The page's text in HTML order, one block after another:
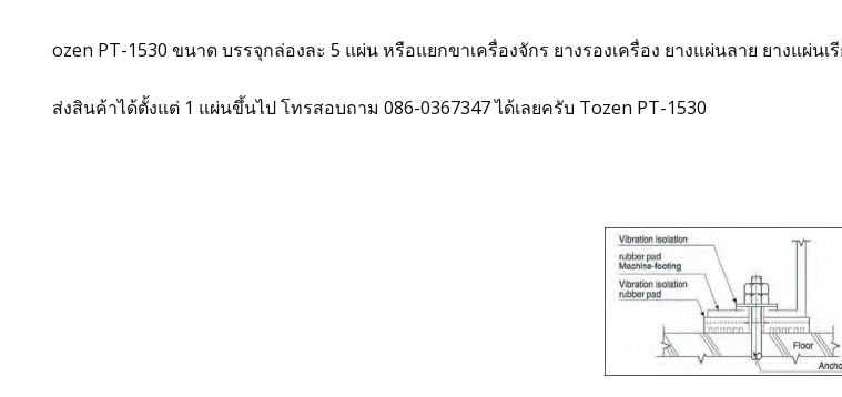
ozen PT-1530 ขนาด บรรจุกล่องละ 5 แผ่น หรือแยกขาเครื่องจักร ยางรองเครื่อง ยางแผ่นลาย ยางแผ่น
ส่งสินค้าได้ตั้งแต่ 1 แผ่นขึ้นไป โทรสอบถาม 086-0367347 ได้เลยครับ Tozen PT-1530